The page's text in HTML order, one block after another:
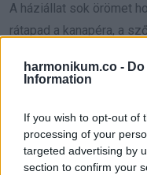
harmonikum.co -
Information
If you wish to opt-out of
processing of your
targeted advertising by
section to confirm your
A háziállat sok örömet
rátapad a kanapéra, a
mindig előjön, ami
textilekben marad
fekhely mosása,
szőnyegtisztítás. Ha a
akkor több kell, mint